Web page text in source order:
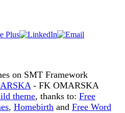
on SMT Framework
- FK OMARSKA
theme, thanks to: Free
, Homebirth and Free Word